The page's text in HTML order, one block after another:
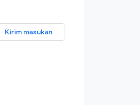
Kirim masukan